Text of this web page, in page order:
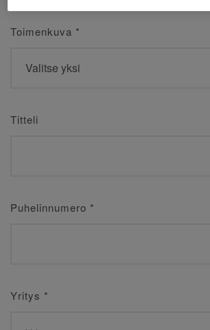
Toimenkuva *
Titteli
Puhelinnumero *
Yritys *